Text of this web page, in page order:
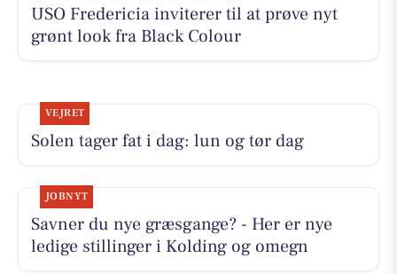
USO Fredericia inviterer til at prøve nyt
grønt look fra Black Colour
VEJRET
Solen tager fat i dag: lun og tør dag
JOBNYT
Savner du nye græsgange? - Her er nye
ledige stillinger i Kolding og omegn